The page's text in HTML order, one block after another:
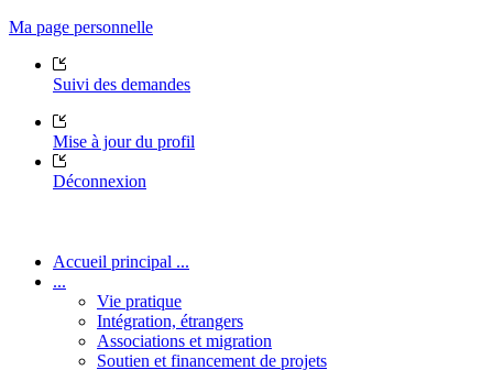
Ma page personnelle
Suivi des demandes
Mise à jour du profil
Déconnexion
Accueil principal ...
...
Vie pratique
Intégration, étrangers
Associations et migration
Soutien et financement de projets